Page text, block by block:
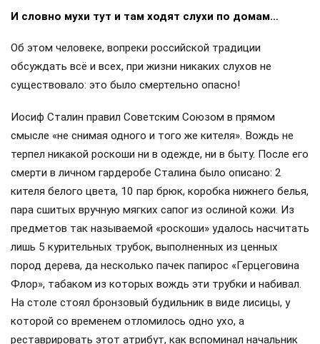
И словно мухи тут и там ходят слухи по домам…
Об этом человеке, вопреки российской традиции
обсуждать всё и всех, при жизни никаких слухов не
существовало: это было смертельно опасно!
Иосиф Сталин правил Советским Союзом в прямом
смысле «не снимая одного и того же кителя». Вождь не
терпел никакой роскоши ни в одежде, ни в быту. После его
смерти в личном гардеробе Сталина было описано: 2
кителя белого цвета, 10 пар брюк, коробка нижнего белья,
пара сшитых вручную мягких сапог из ослиной кожи. Из
предметов так называемой «роскоши» удалось насчитать
лишь 5 курительных трубок, выполненных из ценных
пород дерева, да несколько пачек папирос «Герцеговина
Флор», табаком из которых вождь эти трубки и набивал.
На столе стоял бронзовый будильник в виде лисицы, у
которой со временем отломилось одно ухо, а
реставрировать этот атрибут, как вспоминал начальник